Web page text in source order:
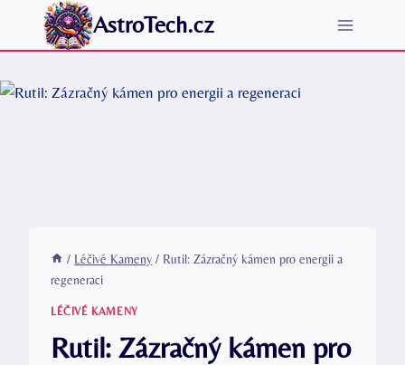
Přeskočit
AstroTech.cz
/ Léčivé Kameny / Rutil: Zázračný kámen pro energii a
regeneraci
LÉČIVÉ KAMENY
Rutil: Zázračný kámen pro